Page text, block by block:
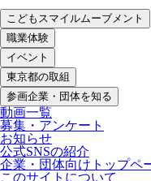
こどもスマイルムーブメント
職業体験
イベント
東京都の取組
参画企業・団体を知る
動画一覧
募集・アンケート
お知らせ
公式SNSの紹介
企業・団体向けトップペ
このサイトについて